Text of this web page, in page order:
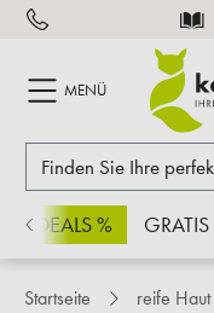
springen
MENÜ
% GRATIS
Startseite reife Haut